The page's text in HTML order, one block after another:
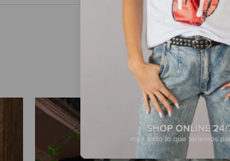
QUIZÁS TE